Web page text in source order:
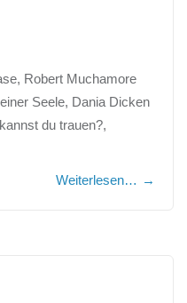
Robert Muchamore
Seele, Dania Dicken
du trauen?,
Weiterlesen… →